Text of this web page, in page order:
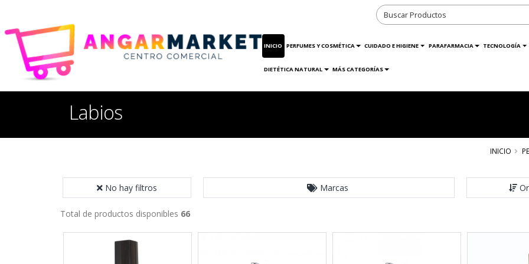
INICIO PERFUMES Y COSMÉTICA CUIDADO E HIGIENE PARAFARMACIA TECNOLOGÍA
DIETÉTICA NATURAL MÁS CATEGORÍAS
Labios
INICIO
No hay filtros Marcas
Total de productos disponibles 66